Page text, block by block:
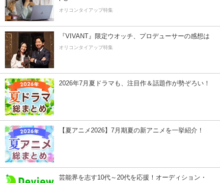
オリコンタイアップ特集
『VIVANT』限定ウオッチ、プロデューサーの感想は
オリコンタイアップ特集
2026年7月夏ドラマも、注目作＆話題作が勢ぞろい！
【夏アニメ2026】7月期夏の新アニメを一挙紹介！
芸能界を志す10代～20代を応援！オーディション・